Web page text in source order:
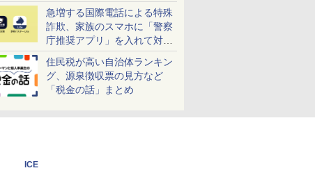
急増する国際電話による特殊
詐欺、家族のスマホに「警察
庁推奨アプリ」を入れて対策
しよう！
住民税が高い自治体ランキン
グ、源泉徴収票の見方など
「税金の話」まとめ
ICE